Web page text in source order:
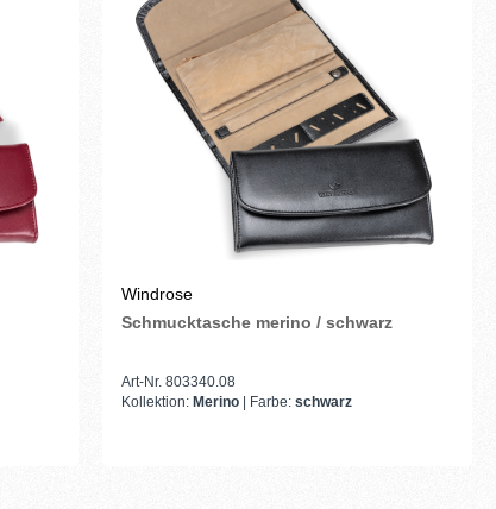
Windrose
Schmucktasche merino / schwarz
Art-Nr. 803340.08
Kollektion: Merino | Farbe: schwarz